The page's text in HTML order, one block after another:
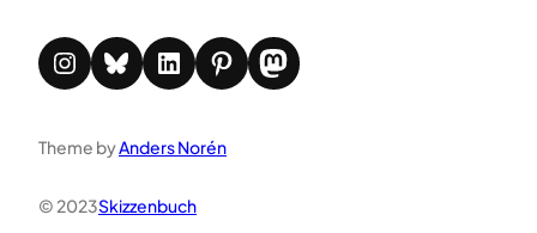
Instagram Bluesky LinkedIn Pinterest Mastodon
Theme byAnders Norén
© 2023Skizzenbuch